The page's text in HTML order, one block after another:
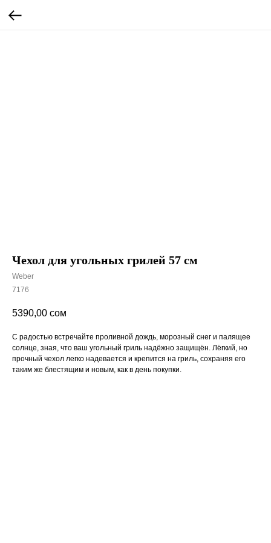
Чехол для угольных грилей 57 см
Weber
7176
5390,00 сом
С радостью встречайте проливной дождь, морозный снег и палящее
солнце, зная, что ваш угольный гриль надёжно защищён. Лёгкий, но
прочный чехол легко надевается и крепится на гриль, сохраняя его
таким же блестящим и новым, как в день покупки.